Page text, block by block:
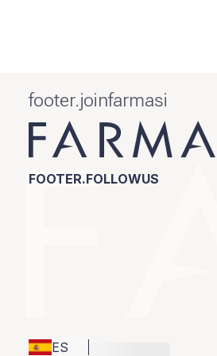
footer.joinfarmasi
FOOTER.FOLLOWUS
ES